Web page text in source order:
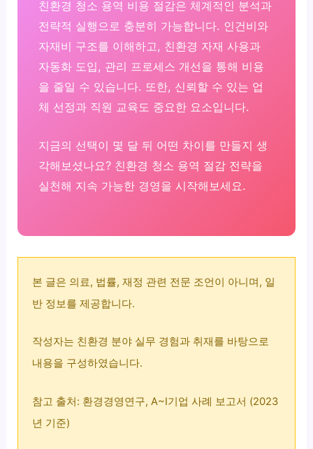
친환경 청소 용역 비용 절감은 체계적인 분석과
전략적 실행으로 충분히 가능합니다. 인건비와
자재비 구조를 이해하고, 친환경 자재 사용과
자동화 도입, 관리 프로세스 개선을 통해 비용
을 줄일 수 있습니다. 또한, 신뢰할 수 있는 업
체 선정과 직원 교육도 중요한 요소입니다.
지금의 선택이 몇 달 뒤 어떤 차이를 만들지 생
각해보셨나요? 친환경 청소 용역 절감 전략을
실천해 지속 가능한 경영을 시작해보세요.
본 글은 의료, 법률, 재정 관련 전문 조언이 아니며, 일
반 정보를 제공합니다.
작성자는 친환경 분야 실무 경험과 취재를 바탕으로
내용을 구성하였습니다.
참고 출처: 환경경영연구, A~I기업 사례 보고서 (2023
년 기준)